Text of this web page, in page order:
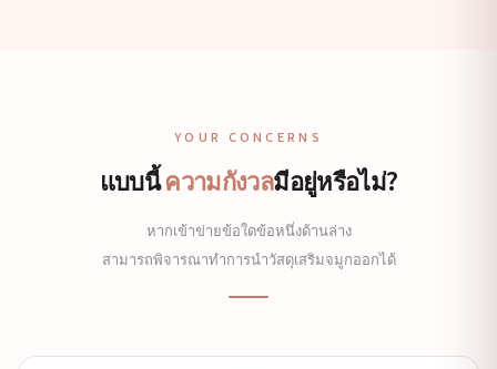
YOUR CONCERNS
แบบนี้ความกังวลมีอยู่หรือไม่?
หากเข้าข่ายข้อใดข้อหนึ่งด้านล่าง
สามารถพิจารณาทำการนำวัสดุเสริมจมูกออกได้